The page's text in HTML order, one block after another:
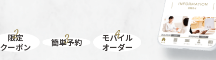
限定
クーポン
簡単予約
モバイル
オーダー